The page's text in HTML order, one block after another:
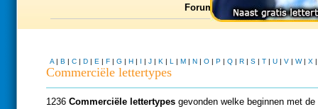
Forum
A | B | C | D | E | F | G | H | I | J | K | L | M | N | O | P | Q | R | S | T | U | V | W| X
Commerciële lettertypes
1236 Commerciële lettertypes gevonden welke beginnen met de